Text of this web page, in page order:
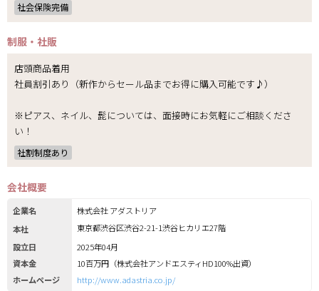
社会保険完備
制服・社販
店頭商品着用
社員割引あり（新作からセール品までお得に購入可能です♪）
※ピアス、ネイル、髭については、面接時にお気軽にご相談くださ
い！
社割制度あり
会社概要
企業名
株式会社 アダストリア
本社
東京都渋谷区渋谷2-21-1渋谷ヒカリエ27階
設立日
2025年04月
資本金
10百万円（株式会社アンドエスティHD100%出資）
ホームページ
http://www.adastria.co.jp/